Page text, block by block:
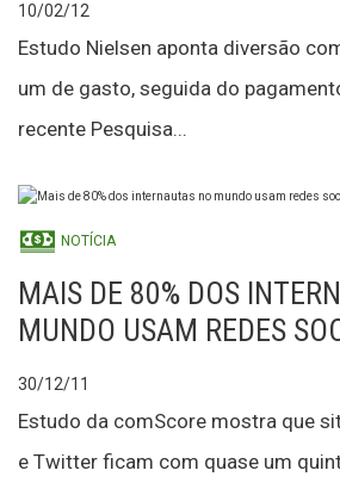
10/02/12
Estudo Nielsen aponta diversão
um de gasto, seguida do
recente Pesquisa...
NOTÍCIA
MAIS DE 80% DOS
MUNDO USAM REDES
30/12/11
Estudo da comScore mostra que
e Twitter ficam com quase um